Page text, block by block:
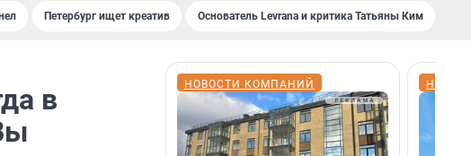
Петербург ищет креатив Основатель Levrana и критика Татьяны Ким
в
НОВОСТИ КОМПАНИЙ